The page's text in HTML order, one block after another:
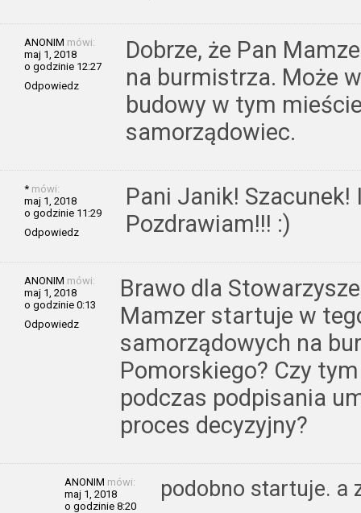
ANONIM mówi:
maj 1, 2018
o godzinie 12:27
Odpowiedz
Dobrze, że Pan
na burmistrza. Może
budowy w tym
samorządowiec.
* mówi:
maj 1, 2018
o godzinie 11:29
Odpowiedz
Pani Janik! Szacunek!
Pozdrawiam!!! :)
ANONIM mówi:
maj 1, 2018
o godzinie 0:13
Odpowiedz
Brawo dla
Mamzer startuje w
samorządowych na
Pomorskiego? Czy
podczas podpisania
proces decyzyjny?
ANONIM mówi:
maj 1, 2018
o godzinie 8:20
podobno startuje. a